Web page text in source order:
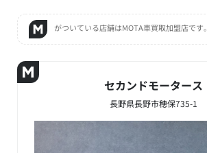
がついている店舗はMOTA車買取加盟店です。
セカンドモータース
長野県長野市穂保735-1